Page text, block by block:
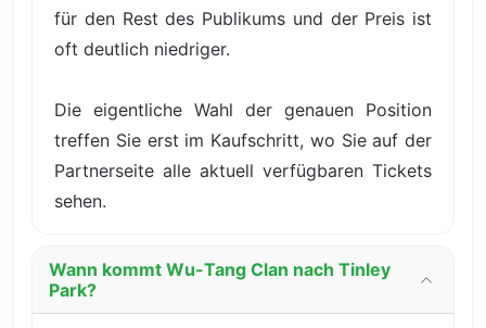
für den Rest des Publikums und der Preis ist
oft deutlich niedriger.
Die eigentliche Wahl der genauen Position
treffen Sie erst im Kaufschritt, wo Sie auf der
Partnerseite alle aktuell verfügbaren Tickets
sehen.
Wann kommt Wu-Tang Clan nach Tinley
Park?